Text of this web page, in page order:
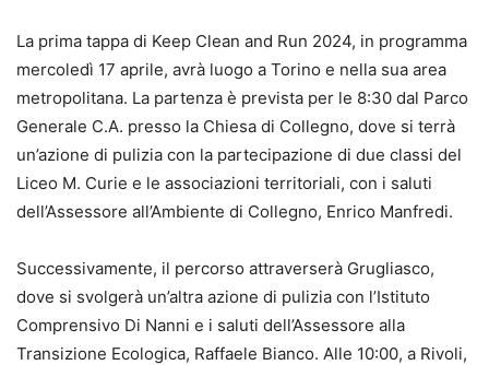
La prima tappa di Keep Clean and Run 2024, in programma
mercoledì 17 aprile, avrà luogo a Torino e nella sua area
metropolitana. La partenza è prevista per le 8:30 dal Parco
Generale C.A. presso la Chiesa di Collegno, dove si terrà
un’azione di pulizia con la partecipazione di due classi del
Liceo M. Curie e le associazioni territoriali, con i saluti
dell’Assessore all’Ambiente di Collegno, Enrico Manfredi.
Successivamente, il percorso attraverserà Grugliasco,
dove si svolgerà un’altra azione di pulizia con l’Istituto
Comprensivo Di Nanni e i saluti dell’Assessore alla
Transizione Ecologica, Raffaele Bianco. Alle 10:00, a Rivoli,